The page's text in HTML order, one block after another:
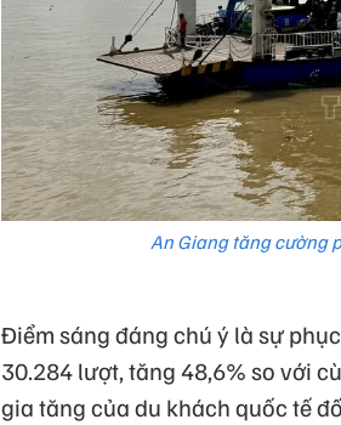
An Giang tăng cường
Điểm sáng đáng chú ý là sự
30.284 lượt, tăng 48,6% so với
gia tăng của du khách quốc tế